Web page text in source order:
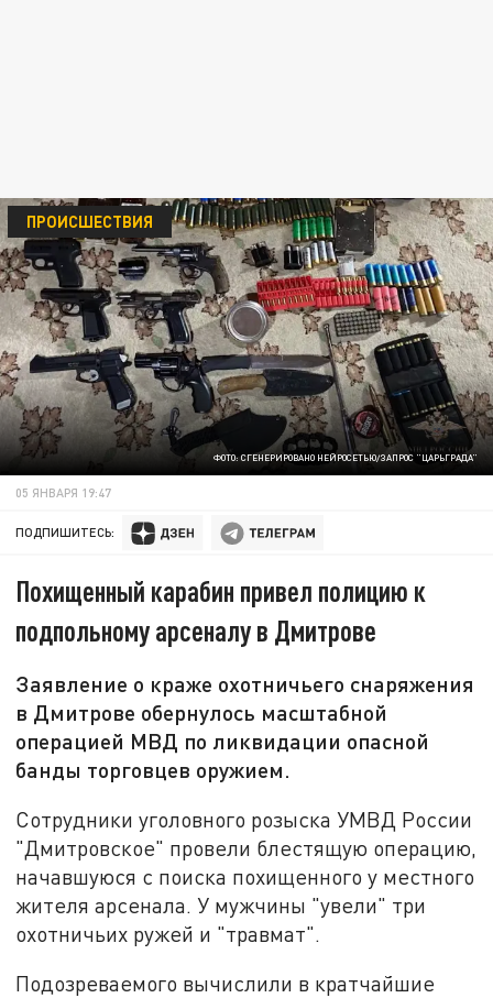
ФОТО: СГЕНЕРИРОВАНО НЕЙРОСЕТЬЮ/ЗАПРОС "ЦАРЬГРАДА"
ПРОИСШЕСТВИЯ
05 ЯНВАРЯ 19:47
ПОДПИШИТЕСЬ:
Похищенный карабин привел полицию к
подпольному арсеналу в Дмитрове
Заявление о краже охотничьего снаряжения
в Дмитрове обернулось масштабной
операцией МВД по ликвидации опасной
банды торговцев оружием.
Сотрудники уголовного розыска УМВД России
"Дмитровское" провели блестящую операцию,
начавшуюся с поиска похищенного у местного
жителя арсенала. У мужчины "увели" три
охотничьих ружей и "травмат".
Подозреваемого вычислили в кратчайшие